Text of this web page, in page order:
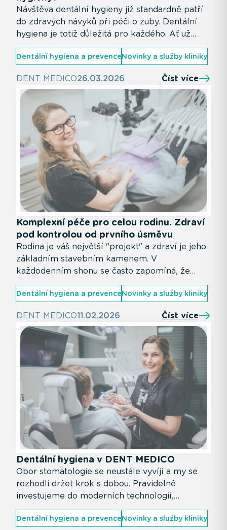
Návštěva dentální hygieny již standardně patří
do zdravých návyků při péči o zuby. Dentální
hygiena je totiž důležitá pro každého. Ať už
řešíte konkrétní potíže, nebo jen chcete mít
jistotu, že svým zubům dáváte nejlepší péči.
Dentální hygiena a prevenceNovinky a služby kliniky
DENT MEDICO26.03.2026 Číst více
Komplexní péče pro celou rodinu. Zdraví
pod kontrolou od prvního úsměvu
Rodina je váš největší "projekt" a zdraví je jeho
základním stavebním kamenem. V
každodenním shonu se často zapomíná, že
péče o úsměv začíná už v prvních dnech života
dítěte. V DENT MEDICO věříme, že skutečně
péči pro všechny generace - pod jednou
střechou, v prostředí, kde se cítí dobře děti i
dospělí.
Dentální hygiena a prevenceNovinky a služby kliniky
DENT MEDICO11.02.2026 Číst více
Dentální hygiena v DENT MEDICO
Obor stomatologie se neustále vyvíjí a my se
rozhodli držet krok s dobou. Pravidelně
investujeme do moderních technologií,
vzdělávání našeho týmu i zkvalitňování celkové
péče. Díky tomu dokážeme klientům nabídnout
Dentální hygiena a prevenceNovinky a služby kliniky